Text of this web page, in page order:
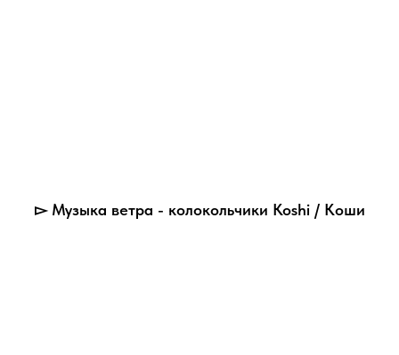
▻ Музыка ветра - колокольчики Koshi / Коши